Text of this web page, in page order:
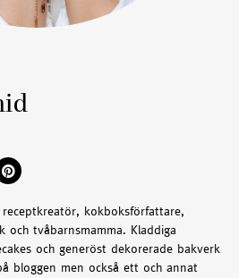
receptkreatör, kokboksförfattare,
och tvåbarnsmamma. Kladdiga
och generöst dekorerade bakverk
bloggen men också ett och annat